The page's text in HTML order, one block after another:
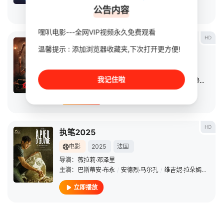
立即播放
HD
恶灵2
导演：吉南蒂·罗纳
费迪·努里尔 / 阿里·菲克里 Zihan 穆扎基·拉姆丹
HD
执笔2025
电影 2025
法国
导演： 薇拉莉·邓泽里
主演：
巴斯蒂安·布永 / 安德烈·马尔孔 / 维吉妮·拉朵嫣 /
立即播放
公告内容
嘿叭电影---全网VIP视频永久免费观看
温馨提示 : 添加浏览器收藏夹,下次打开更方便!
我记住啦